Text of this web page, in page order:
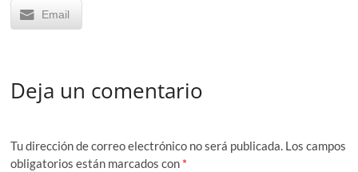
Email
Deja un comentario
Tu dirección de correo electrónico no será publicada. Los campos
obligatorios están marcados con *